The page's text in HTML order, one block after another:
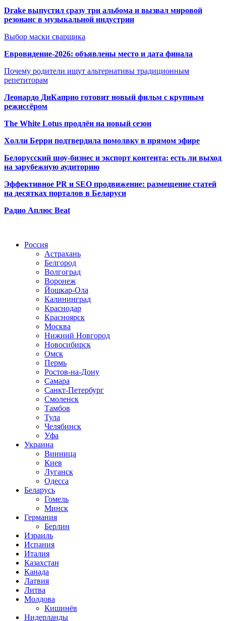
Drake выпустил сразу три альбома и вызвал мировой
резонанс в музыкальной индустрии
Выбор маски сварщика
Евровидение-2026: объявлены место и дата финала
Почему родители ищут альтернативы традиционным
репетиторам
Леонардо ДиКаприо готовит новый фильм с крупным
режиссёром
The White Lotus продлён на новый сезон
Холли Берри подтвердила помолвку в прямом эфире
Белорусский шоу-бизнес и экспорт контента: есть ли выход
на зарубежную аудиторию
Эффективное PR и SEO продвижение: размещение статей
на десятках порталов в Беларуси
Радио Аплюс Beat
Россия
Астрахань
Белгород
Волгоград
Воронеж
Йошкар-Ола
Калининград
Краснодар
Красноярск
Москва
Нижний Новгород
Новосибирск
Омск
Пермь
Ростов-на-Дону
Самара
Санкт-Петербург
Смоленск
Тамбов
Тула
Челябинск
Уфа
Украина
Винница
Киев
Луганск
Одесса
Беларусь
Гомель
Минск
Германия
Берлин
Израиль
Испания
Италия
Казахстан
Канада
Латвия
Литва
Молдова
Кишинёв
Нидерланды